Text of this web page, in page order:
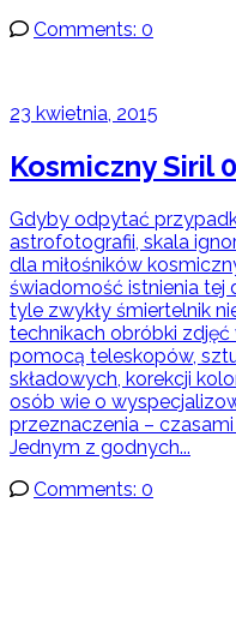
Comments: 0
23 kwietnia, 2015
Kosmiczny Siril
Gdyby odpytać
astrofotografii, skala
dla miłośników
świadomość istnienia tej
tyle zwykły śmiertelnik
technikach obróbki
pomocą teleskopów,
składowych, korekcji
osób wie o
przeznaczenia –
Jednym z godnych...
Comments: 0